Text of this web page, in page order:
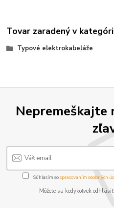
Tovar zaradený v
Typové elektrokabeláže
Nepremeškajte
Súhlasím sospracovaním osobných
Môžete sa kedykoľvek